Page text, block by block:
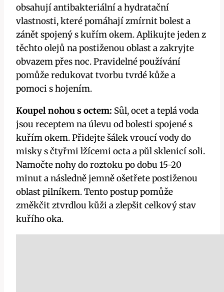
obsahují antibakteriální a hydratační
vlastnosti, které pomáhají zmírnit bolest a
zánět spojený s kuřím okem. Aplikujte jeden z
těchto olejů na postiženou oblast a zakryjte
obvazem přes noc. Pravidelné používání
pomůže redukovat tvorbu tvrdé kůže a
pomoci s hojením.
Koupel nohou s octem: Sůl, ocet a teplá voda
jsou receptem na úlevu od bolesti spojené s
kuřím okem. Přidejte šálek vroucí vody do
misky s čtyřmi lžícemi octa a půl sklenicí soli.
Namočte nohy do roztoku po dobu 15-20
minut a následně jemně ošetřete postiženou
oblast pilníkem. Tento postup pomůže
změkčit ztvrdlou kůži a zlepšit celkový stav
kuřího oka.